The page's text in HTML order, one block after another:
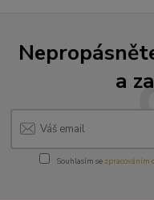
a
Souhlasím se zpracováním